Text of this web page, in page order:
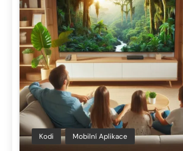
Kodi Mobilní Aplikace